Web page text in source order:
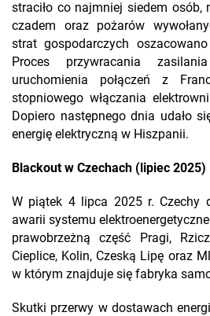
straciło co najmniej siedem
czadem oraz pożarów
strat gospodarczych
Proces przywracania
uruchomienia połączeń z
stopniowego włączania
Dopiero następnego dnia udało
energię elektryczną w Hiszpanii.
Blackout w Czechach (lipiec 2025)
W piątek 4 lipca 2025 r. Czechy
awarii systemu
prawobrzeżną część Pragi,
Cieplice, Kolin, Czeską Lipę oraz
w którym znajduje się fabryka
Skutki przerwy w dostawach